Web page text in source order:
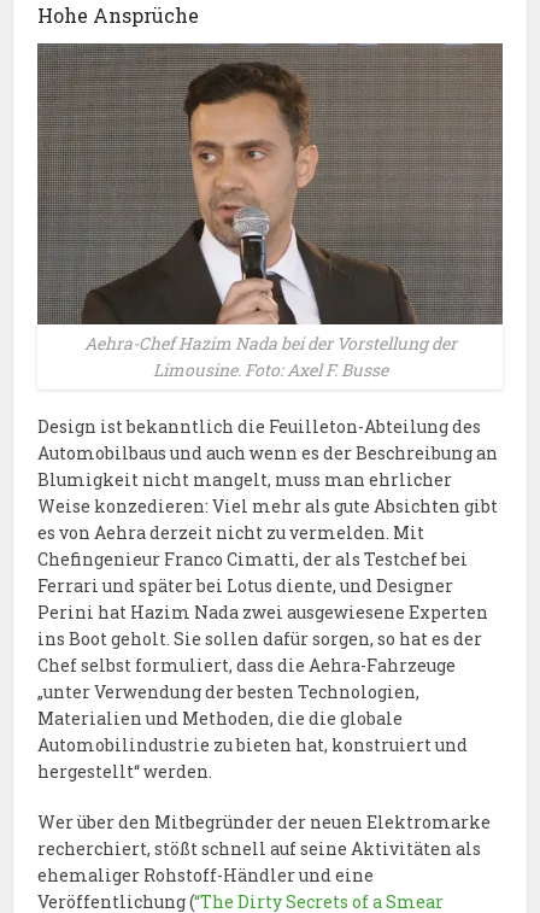
Hohe Ansprüche
Aehra-Chef Hazim Nada bei der Vorstellung der
Limousine. Foto: Axel F. Busse
Design ist bekanntlich die Feuilleton-Abteilung des
Automobilbaus und auch wenn es der Beschreibung an
Blumigkeit nicht mangelt, muss man ehrlicher
Weise konzedieren: Viel mehr als gute Absichten gibt
es von Aehra derzeit nicht zu vermelden. Mit
Chefingenieur Franco Cimatti, der als Testchef bei
Ferrari und später bei Lotus diente, und Designer
Perini hat Hazim Nada zwei ausgewiesene Experten
ins Boot geholt. Sie sollen dafür sorgen, so hat es der
Chef selbst formuliert, dass die Aehra-Fahrzeuge
„unter Verwendung der besten Technologien,
Materialien und Methoden, die die globale
Automobilindustrie zu bieten hat, konstruiert und
hergestellt“ werden.
Wer über den Mitbegründer der neuen Elektromarke
recherchiert, stößt schnell auf seine Aktivitäten als
ehemaliger Rohstoff-Händler und eine
Veröffentlichung (“The Dirty Secrets of a Smear